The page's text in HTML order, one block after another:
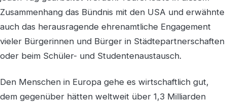
Zusammenhang das Bündnis mit den USA und erwähnte
auch das herausragende ehrenamtliche Engagement
vieler Bürgerinnen und Bürger in Städtepartnerschaften
oder beim Schüler- und Studentenaustausch.
Den Menschen in Europa gehe es wirtschaftlich gut,
dem gegenüber hätten weltweit über 1,3 Milliarden